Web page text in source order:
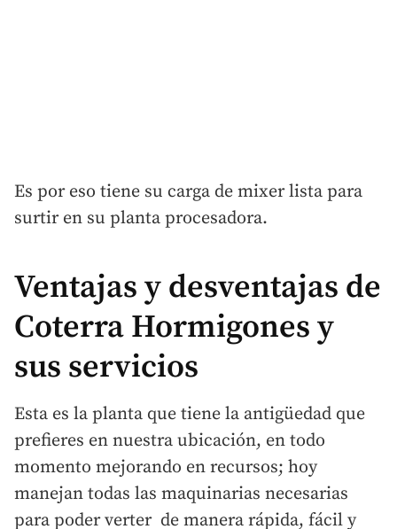
Es por eso tiene su carga de mixer lista para
surtir en su planta procesadora.
Ventajas y desventajas de
Coterra Hormigones y
sus servicios
Esta es la planta que tiene la antigüedad que
prefieres en nuestra ubicación, en todo
momento mejorando en recursos; hoy
manejan todas las maquinarias necesarias
para poder verter de manera rápida, fácil y